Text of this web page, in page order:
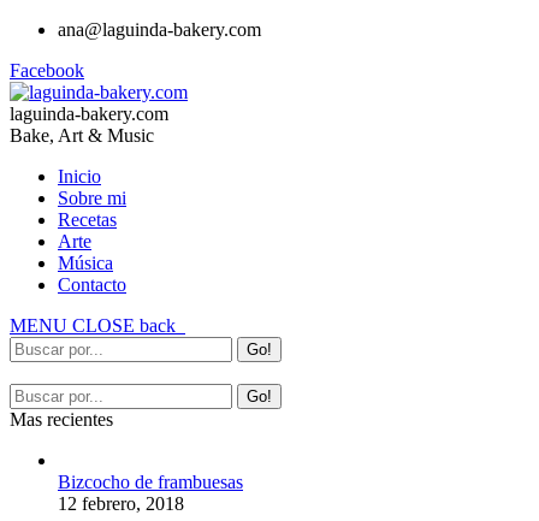
ana@laguinda-bakery.com
Facebook
laguinda-bakery.com
Bake, Art & Music
Inicio
Sobre mi
Recetas
Arte
Música
Contacto
MENU CLOSE back
Mas recientes
Bizcocho de frambuesas
12 febrero, 2018